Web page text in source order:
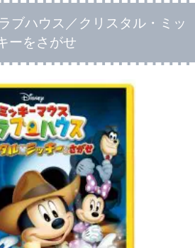
ブハウス／クリスタル・ミッ
ーをさがせ